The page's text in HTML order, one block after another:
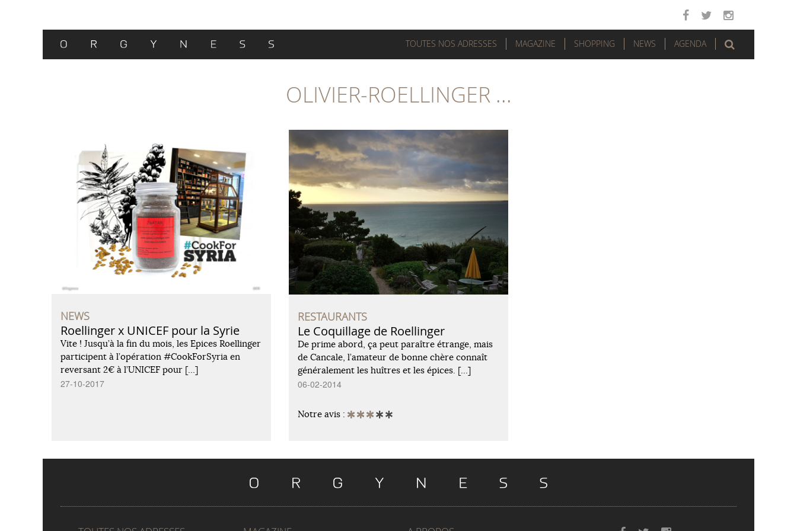
TOUTES NOS ADRESSES MAGAZINE SHOPPING NEWS AGENDA
OLIVIER-ROELLINGER ...
NEWS
Roellinger x UNICEF pour la Syrie
Vite ! Jusqu’à la fin du mois, les Epices Roellinger
participent à l’opération #CookForSyria en
reversant 2€ à l’UNICEF pour […]
27-10-2017
RESTAURANTS
Le Coquillage de Roellinger
De prime abord, ça peut paraître étrange, mais
de Cancale, l’amateur de bonne chère connaît
généralement les huîtres et les épices. […]
06-02-2014
Notre avis :